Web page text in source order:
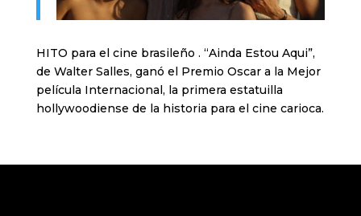
HITO para el cine brasileño . “Ainda Estou Aqui”,
de Walter Salles, ganó el Premio Oscar a la Mejor
película Internacional, la primera estatuilla
hollywoodiense de la historia para el cine carioca.